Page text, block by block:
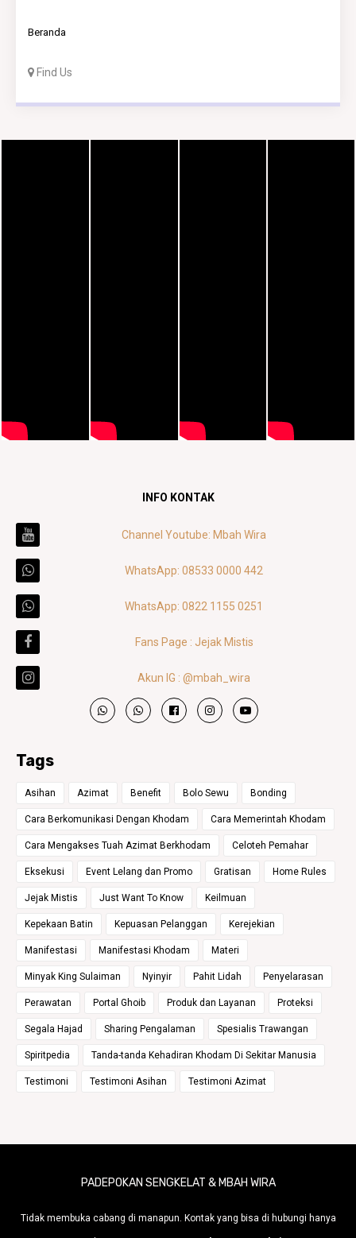
Beranda
Find Us
INFO KONTAK
Channel Youtube: Mbah Wira
WhatsApp: 08533 0000 442
WhatsApp: 0822 1155 0251
Fans Page : Jejak Mistis
Akun IG : @mbah_wira
Tags
Asihan Azimat Benefit Bolo Sewu Bonding
Cara Berkomunikasi Dengan Khodam Cara Memerintah Khodam
Cara Mengakses Tuah Azimat Berkhodam Celoteh Pemahar
Eksekusi Event Lelang dan Promo Gratisan Home Rules
Jejak Mistis Just Want To Know Keilmuan
Kepekaan Batin Kepuasan Pelanggan Kerejekian
Manifestasi Manifestasi Khodam Materi
Minyak King Sulaiman Nyinyir Pahit Lidah Penyelarasan
Perawatan Portal Ghoib Produk dan Layanan Proteksi
Segala Hajad Sharing Pengalaman Spesialis Trawangan
Spiritpedia Tanda-tanda Kehadiran Khodam Di Sekitar Manusia
Testimoni Testimoni Asihan Testimoni Azimat
PADEPOKAN SENGKELAT & MBAH WIRA
Tidak membuka cabang di manapun. Kontak yang bisa di hubungi hanya